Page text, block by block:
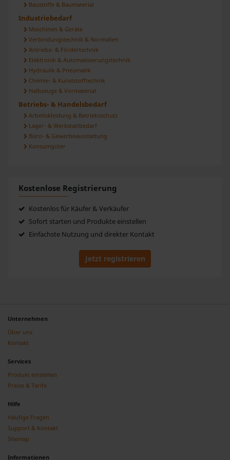
haben oder die sie im Rahmen Ihrer Nutzung der Dienste
gesammelt haben.
Baustoffe & Baumaterial
Industriebedarf
Maschinen & Geräte
Verbindungstechnik & Normalien
Antriebs- & Fördertechnik
Elektronik & Automatisierungstechnik
Hydraulik & Pneumatik
Chemie- & Kunststofftechnik
Halbzeuge & Vormaterial
Betriebs- & Handelsbedarf
Arbeitskleidung & Betriebsschutz
Lager- & Werkstattbedarf
Büro- & Gewerbeausstattung
Konsumgüter
Kostenlose Registrierung
Kostenlos für Käufer & Verkäufer
Sofort starten und Produkte einstellen
Einfachste Nutzung und direkter Kontakt
Jetzt registrieren
Unternehmen
Über uns
Kontakt
Services
Produkt einstellen
Preise & Tarife
Hilfe
Häufige Fragen
Support & Kontakt
Sitemap
Informationen